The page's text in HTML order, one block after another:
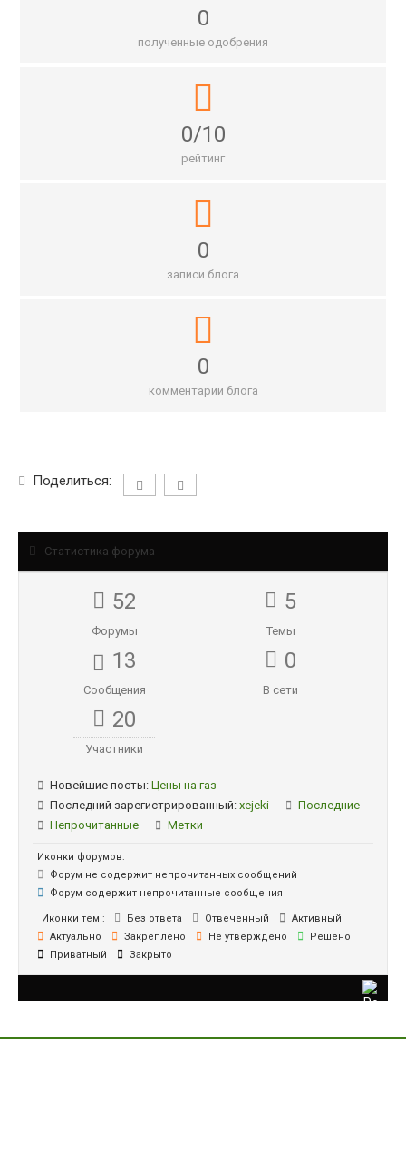
0
полученные одобрения
0/10
рейтинг
0
записи блога
0
комментарии блога
Поделиться:
Статистика форума
52
Форумы
5
Темы
13
Сообщения
0
В сети
20
Участники
Новейшие посты: Цены на газ
Последний зарегистрированный: xejeki
Последние
Непрочитанные
Метки
Иконки форумов:
Форум не содержит непрочитанных сообщений
Форум содержит непрочитанные сообщения
Иконки тем : Без ответа Отвеченный
Активный
Актуально
Закреплено Не утверждено
Решено
Приватный
Закрыто